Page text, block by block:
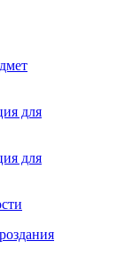
для
для